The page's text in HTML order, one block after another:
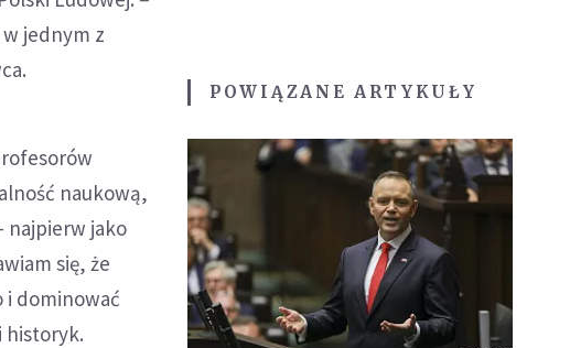
jednym z
naukową,
najpierw jako
się, że
i dominować
historyk.
POWIĄZANE ARTYKUŁY